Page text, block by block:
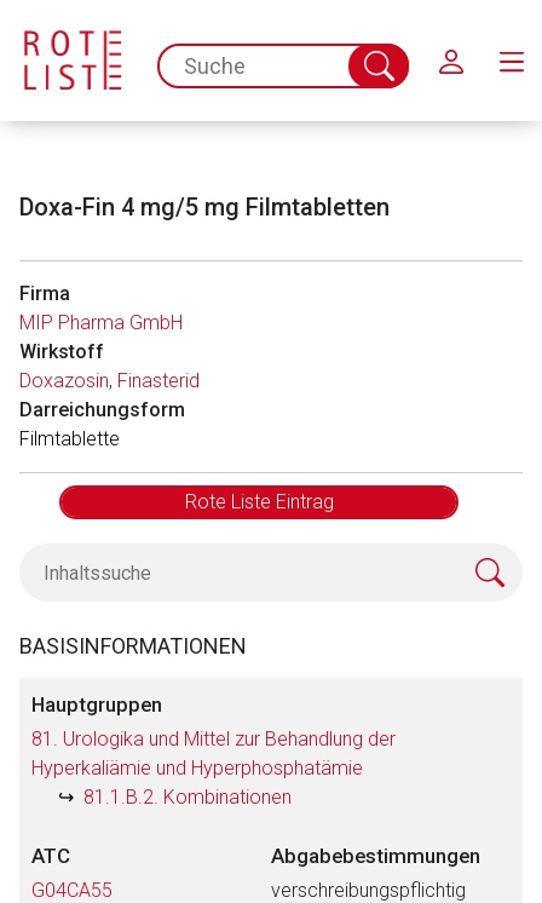
spc.search.input.placeholder
Suche
abschicken
Doxa-Fin 4 mg/5 mg Filmtabletten
Firma
MIP Pharma GmbH
Wirkstoff
Doxazosin, Finasterid
Darreichungsform
Filmtablette
Rote Liste Eintrag
BASISINFORMATIONEN
Hauptgruppen
81. Urologika und Mittel zur Behandlung der
Hyperkaliämie und Hyperphosphatämie
81.1.B.2. Kombinationen
ATC
G04CA55
Abgabebestimmungen
verschreibungspflichtig